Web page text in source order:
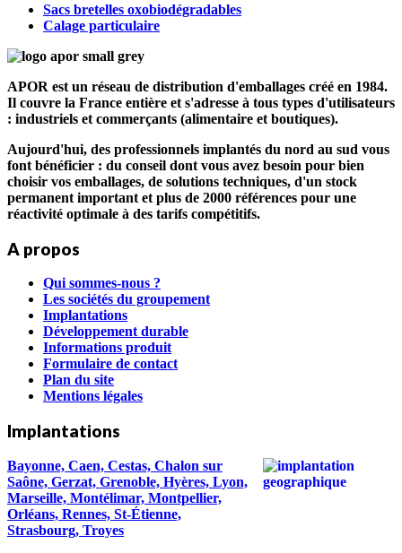
Sacs bretelles oxobiodégradables
Calage particulaire
APOR est un réseau de distribution d'emballages créé en 1984.
Il couvre la France entière et s'adresse à tous types d'utilisateurs
: industriels et commerçants (alimentaire et boutiques).
Aujourd'hui, des professionnels implantés du nord au sud vous
font bénéficier : du conseil dont vous avez besoin pour bien
choisir vos emballages, de solutions techniques, d'un stock
permanent important et plus de 2000 références pour une
réactivité optimale à des tarifs compétitifs.
A propos
Qui sommes-nous ?
Les sociétés du groupement
Implantations
Développement durable
Informations produit
Formulaire de contact
Plan du site
Mentions légales
Implantations
Bayonne, Caen, Cestas, Chalon sur
Saône, Gerzat, Grenoble, Hyères, Lyon,
Marseille, Montélimar, Montpellier,
Orléans, Rennes, St-Étienne,
Strasbourg, Troyes